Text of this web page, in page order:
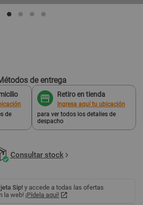
de entrega
de
Retiro en tienda
Ingresa aquí tu ubicación
para ver todos los detalles de
despacho
Consultar stock
Sip! y accede a todas las ofertas
la web! ¡Pídela aquí!